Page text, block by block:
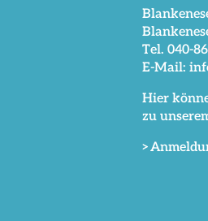
Tel. 040-
E-Mail:
Hier
zu